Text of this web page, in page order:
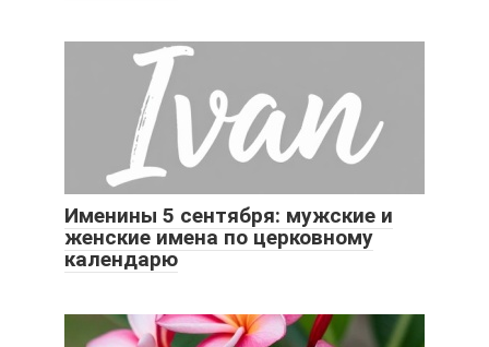
Именины 5 сентября: мужские и
женские имена по церковному
календарю